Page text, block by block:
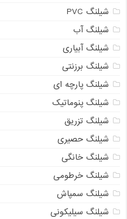
شیلنگ PVC
شیلنگ آب
شیلنگ آبیاری
شیلنگ برزنتی
شیلنگ پارچه ای
شیلنگ پنوماتیک
شیلنگ تزریق
شیلنگ حصیری
شیلنگ خانگی
شیلنگ خرطومی
شیلنگ سمپاش
شیلنگ سیلیکونی